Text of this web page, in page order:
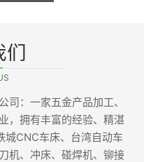
们
司：一家五金产品加工、
，拥有丰富的经验、精湛
城CNC车床、台湾自动车
机、冲床、碰焊机、铆接